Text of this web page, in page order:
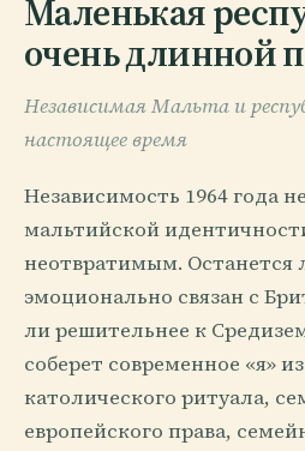
Маленькая
очень длинной
Независимая Мальта и
настоящее время
Независимость 1964 года
мальтийской
неотвратимым. Останется
эмоционально связан с
ли решительнее к
соберет современное «я»
католического ритуала,
европейского права,